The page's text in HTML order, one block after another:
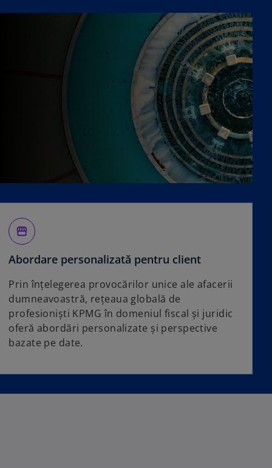
storefront
Abordare personalizată pentru client
Prin înțelegerea provocărilor unice ale afacerii
dumneavoastră, rețeaua globală de
profesioniști KPMG în domeniul fiscal și juridic
oferă abordări personalizate și perspective
bazate pe date.